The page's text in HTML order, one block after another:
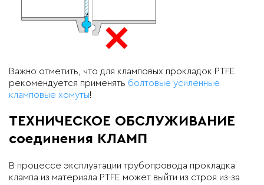
Важно отметить, что для кламповых прокладок PTFE
рекомендуется применять болтовые усиленные
кламповые хомуты!
ТЕХНИЧЕСКОЕ ОБСЛУЖИВАНИЕ
соединения КЛАМП
В процессе эксплуатации трубопровода прокладка
клампа из материала PTFE может выйти из строя из-за